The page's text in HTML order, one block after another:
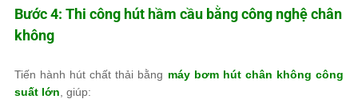
Bước 4: Thi công hút hầm cầu bằng công nghệ chân
không
Tiến hành hút chất thải bằng máy bơm hút chân không công
suất lớn , giúp: